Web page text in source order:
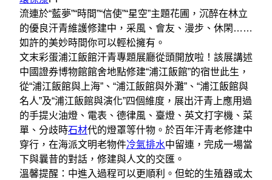
流連於“藍夢”“時間”“信使”“星空”主題花圃，沉醉在林立
的優良汗青維護修建中，采風、會友、漫步、休閑……
如許的美妙時間你可以輕松擁有。
文末彩蛋浦江飯館汗青專題展廳從頭開放啦！該展講述
中國證券博物館館舍地點修建“浦江飯館”的宿世此生，
從“浦江飯館與上海”、“浦江飯館與外灘”、“浦江飯館與
名人”及“浦江飯館與演化”四個維度，展出汗青上應用過
的手提火油燈、電表、德律風、臺燈、英文打字機、菜
單、分歧時石材代的燈罩等什物。於百年汗青老修建中
穿行，在海派文明老物件冷氣排水中留連，完成一場當
下與曩昔的對話，修建與人文的交匯。
溫馨提醒： 中進入過程可以更順利。但蛇的生殖器或太